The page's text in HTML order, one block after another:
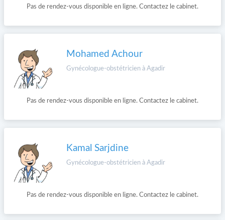
Pas de rendez-vous disponible en ligne. Contactez le cabinet.
Mohamed Achour
Gynécologue-obstétricien à Agadir
Pas de rendez-vous disponible en ligne. Contactez le cabinet.
Kamal Sarjdine
Gynécologue-obstétricien à Agadir
Pas de rendez-vous disponible en ligne. Contactez le cabinet.